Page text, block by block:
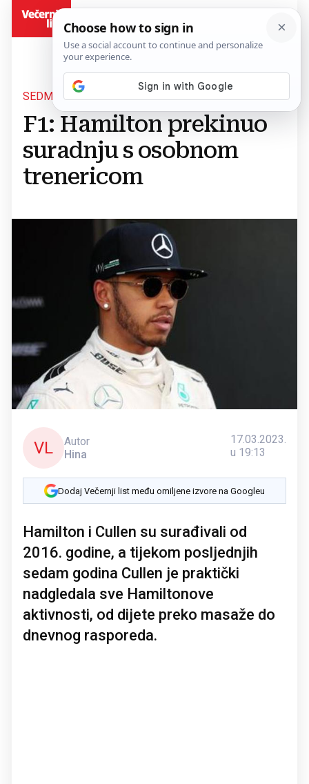
SEDMEROSTRUKI SVJETSKI PRVAK
F1: Hamilton prekinuo
suradnju s osobnom
trenericom
VL
Autor
Hina
17.03.2023.
u 19:13
Dodaj Večernji list među omiljene izvore na Googleu
Hamilton i Cullen su surađivali od
2016. godine, a tijekom posljednjih
sedam godina Cullen je praktički
nadgledala sve Hamiltonove
aktivnosti, od dijete preko masaže do
dnevnog rasporeda.